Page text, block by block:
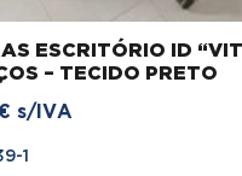
ESCRITÓRIO ID
– TECIDO PRETO
s/IVA
1